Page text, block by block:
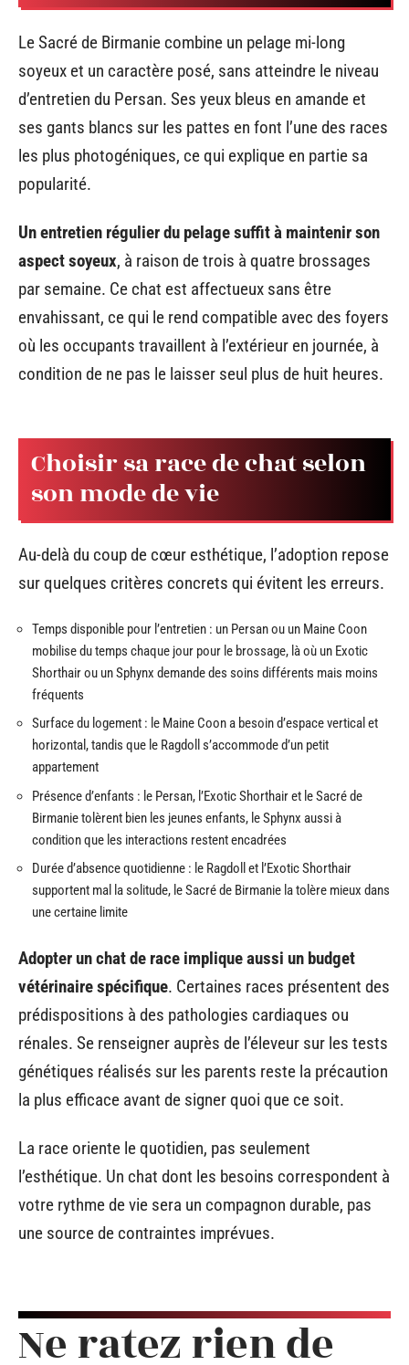
Le Sacré de Birmanie combine un pelage mi-long
soyeux et un caractère posé, sans atteindre le niveau
d’entretien du Persan. Ses yeux bleus en amande et
ses gants blancs sur les pattes en font l’une des races
les plus photogéniques, ce qui explique en partie sa
popularité.
Un entretien régulier du pelage suffit à maintenir son
aspect soyeux, à raison de trois à quatre brossages
par semaine. Ce chat est affectueux sans être
envahissant, ce qui le rend compatible avec des foyers
où les occupants travaillent à l’extérieur en journée, à
condition de ne pas le laisser seul plus de huit heures.
Choisir sa race de chat selon
son mode de vie
Au-delà du coup de cœur esthétique, l’adoption repose
sur quelques critères concrets qui évitent les erreurs.
Temps disponible pour l’entretien : un Persan ou un Maine Coon
mobilise du temps chaque jour pour le brossage, là où un Exotic
Shorthair ou un Sphynx demande des soins différents mais moins
fréquents
Surface du logement : le Maine Coon a besoin d’espace vertical et
horizontal, tandis que le Ragdoll s’accommode d’un petit
appartement
Présence d’enfants : le Persan, l’Exotic Shorthair et le Sacré de
Birmanie tolèrent bien les jeunes enfants, le Sphynx aussi à
condition que les interactions restent encadrées
Durée d’absence quotidienne : le Ragdoll et l’Exotic Shorthair
supportent mal la solitude, le Sacré de Birmanie la tolère mieux dans
une certaine limite
Adopter un chat de race implique aussi un budget
vétérinaire spécifique. Certaines races présentent des
prédispositions à des pathologies cardiaques ou
rénales. Se renseigner auprès de l’éleveur sur les tests
génétiques réalisés sur les parents reste la précaution
la plus efficace avant de signer quoi que ce soit.
La race oriente le quotidien, pas seulement
l’esthétique. Un chat dont les besoins correspondent à
votre rythme de vie sera un compagnon durable, pas
une source de contraintes imprévues.
Ne ratez rien de